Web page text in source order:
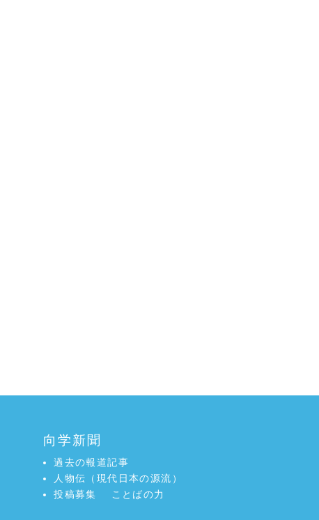
向学新聞
過去の報道記事
人物伝（現代日本の源流）
投稿募集
ことばの力